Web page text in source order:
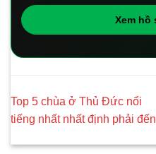
Xem hồ
Top 5 chùa ở Thủ Đức nổi
tiếng nhất nhất định phải đến